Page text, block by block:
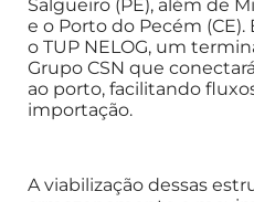
Salgueiro (PE), além de
e o Porto do Pecém
o TUP NELOG, um
Grupo CSN que
ao porto, facilitando
importação.
A viabilização dessas